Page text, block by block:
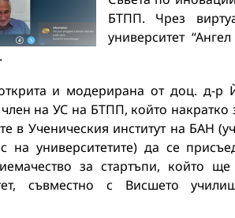
БТПП. Чрез
университет
и модерирана от доц. д-р
на УС на БТПП, който накратко
в Ученическия институт на БАН
на университетите) да се
за стартъпи, който
съвместно с Висшето